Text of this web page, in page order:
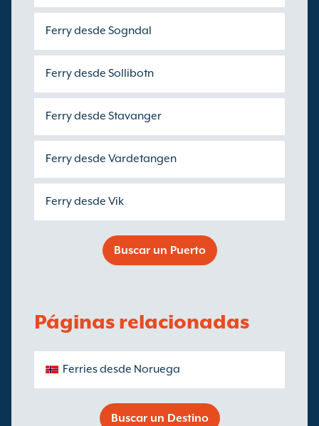
Ferry desde Sogndal
Ferry desde Sollibotn
Ferry desde Stavanger
Ferry desde Vardetangen
Ferry desde Vik
Buscar un Puerto
Páginas relacionadas
Ferries desde Noruega
Buscar un Destino